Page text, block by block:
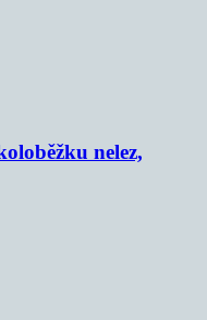
nelez,